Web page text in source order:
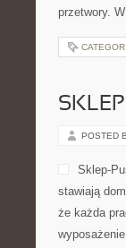
przetwory.
POSTED
Sklep-
stawiają
że każda